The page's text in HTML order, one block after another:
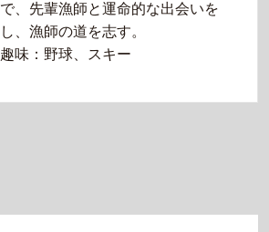
で、先輩漁師と運命的な出会いを
し、漁師の道を志す。
趣味：野球、スキー